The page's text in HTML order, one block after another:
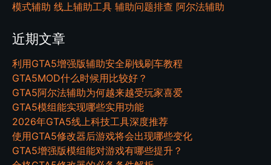
模式辅助 线上辅助工具 辅助问题排查 阿尔法辅助
近期文章
利用GTA5增强版辅助安全刷钱刷车教程
GTA5MOD什么时候用比较好？
GTA5阿尔法辅助为何越来越受玩家喜爱
GTA5模组能实现哪些实用功能
2026年GTA5线上科技工具深度推荐
使用GTA5修改器后游戏将会出现哪些变化
GTA5增强版模组能对游戏有哪些提升？